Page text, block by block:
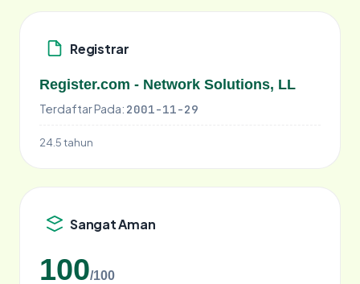
Registrar
Register.com - Network Solutions, LL
Terdaftar Pada: 2001-11-29
24.5 tahun
Sangat Aman
100/100